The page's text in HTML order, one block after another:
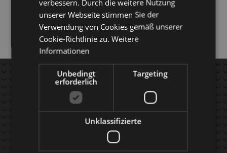
AGB's
kontakt
versand
Produkte
Warenkorb
COUPON-CODE'
verbessern. Durch die weitere Nutzung
unserer Webseite stimmen Sie der
Verwendung von Cookies gemäß unserer
Cookie-Richtlinie zu.Weitere
Informationen
Unbedingt
erforderlich
Targeting
Unklassifizierte